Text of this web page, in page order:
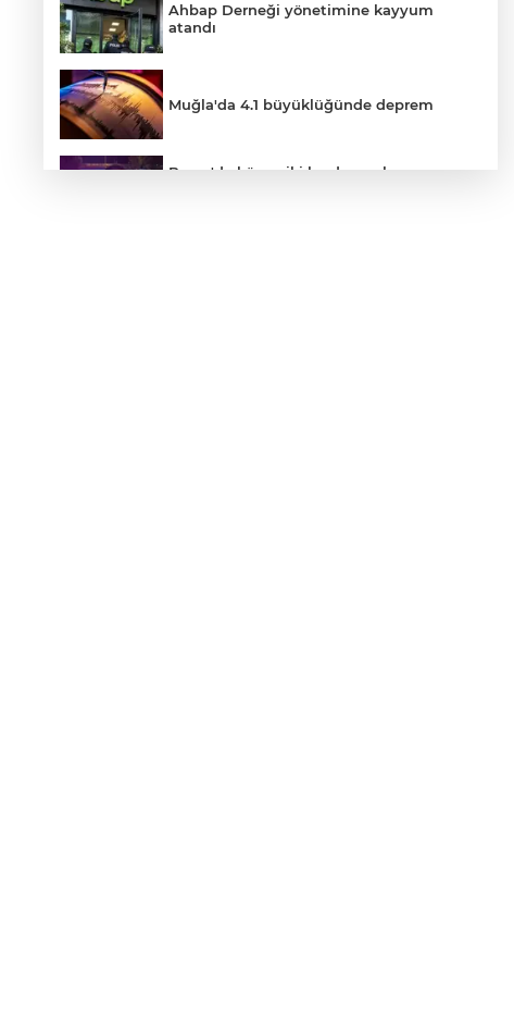
Ahbap Derneği yönetimine kayyum
atandı
Muğla'da 4.1 büyüklüğünde deprem
Bursa'da küsen iki kardeş, onları